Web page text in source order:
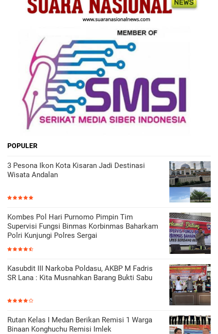
POPULER
3 Pesona Ikon Kota Kisaran Jadi Destinasi
Wisata Andalan
Kombes Pol Hari Purnomo Pimpin Tim
Supervisi Fungsi Binmas Korbinmas Baharkam
Polri Kunjungi Polres Sergai
Kasubdit III Narkoba Poldasu, AKBP M Fadris
SR Lana : Kita Musnahkan Barang Bukti Sabu
Rutan Kelas I Medan Berikan Remisi 1 Warga
Binaan Konghuchu Remisi Imlek